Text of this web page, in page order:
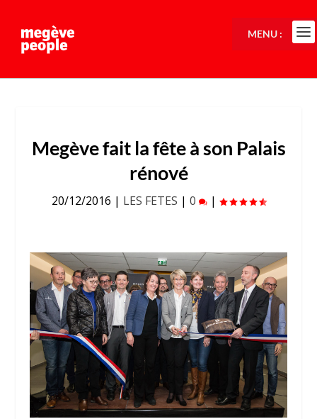
Megève fait la fête à son Palais
rénové
20/12/2016 | LES FETES | 0 |
MENU :